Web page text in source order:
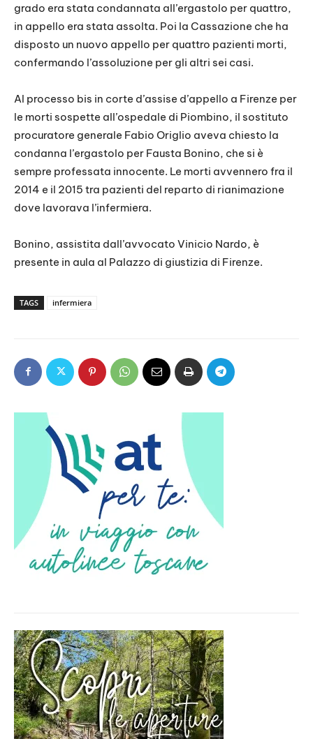
grado era stata condannata all’ergastolo per quattro,
in appello era stata assolta. Poi la Cassazione che ha
disposto un nuovo appello per quattro pazienti morti,
confermando l’assoluzione per gli altri sei casi.
Al processo bis in corte d’assise d’appello a Firenze per
le morti sospette all’ospedale di Piombino, il sostituto
procuratore generale Fabio Origlio aveva chiesto la
condanna l’ergastolo per Fausta Bonino, che si è
sempre professata innocente. Le morti avvennero fra il
2014 e il 2015 tra pazienti del reparto di rianimazione
dove lavorava l’infermiera.
Bonino, assistita dall’avvocato Vinicio Nardo, è
presente in aula al Palazzo di giustizia di Firenze.
TAGS infermiera